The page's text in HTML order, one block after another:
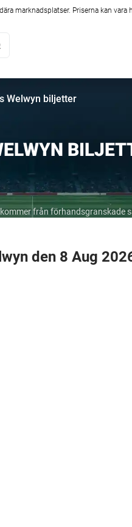
marknadsplatser. Priserna kan vara
Welwyn biljetter
från förhandsgranskade
den 8 Aug